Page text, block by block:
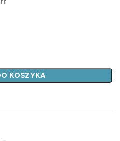
10 SZT. BLADY ŻÓŁTY 393U
KOSZYKA